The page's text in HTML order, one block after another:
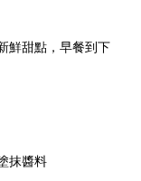
鮮甜點，早餐到下
抹醬料